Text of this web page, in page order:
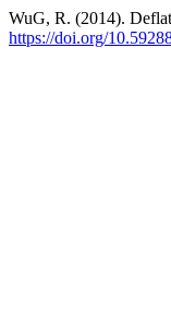
WuG, R. (2014).
https://doi.org/